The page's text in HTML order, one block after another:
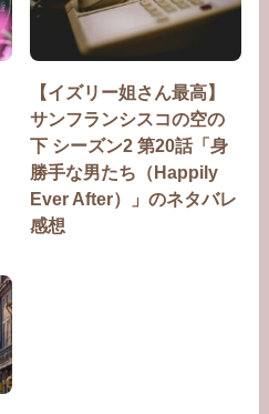
【イズリー姐さん最高】
サンフランシスコの空の
下 シーズン2 第20話「身
勝手な男たち（Happily
Ever After）」のネタバレ
感想